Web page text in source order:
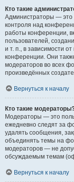
Кто такие
Администраторы — это
контроля над
работы конференции,
пользователей,
и т. п., в зависимости
конференции. Они
модераторов во всех
произведённых
Вернуться к началу
Кто такие
Модераторы — это
ежедневно следят за
удалять сообщения,
объединять темы на
модераторов — не
обсуждаемым темам
Вернуться к началу